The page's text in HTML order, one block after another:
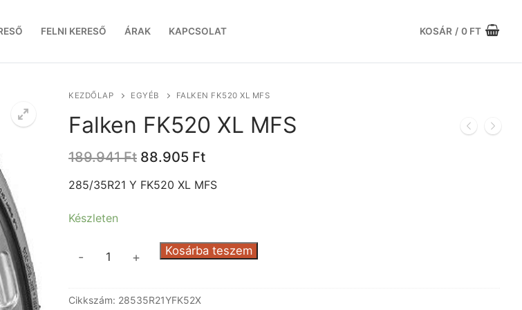
FELNI KERESŐ ÁRAK KAPCSOLAT KOSÁR / 0 FT
KEZDŐLAP EGYÉB FALKEN FK520 XL MFS
Falken FK520 XL MFS
189.941Ft Original
was:
88.905 FtCurrent
is:
285/35R21 Y FK520 XL MFS
Készleten
MFS
- + Kosárba teszem
Cikkszám: 28535R21YFK52X